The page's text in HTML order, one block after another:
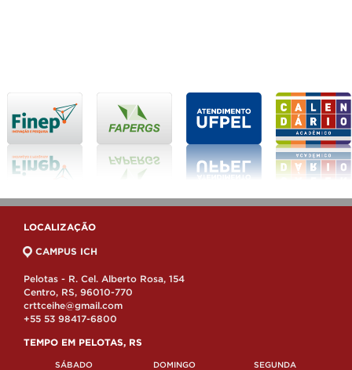
LOCALIZAÇÃO
CAMPUS ICH
Pelotas - R. Cel. Alberto Rosa, 154
Centro, RS, 96010-770
crttceihe@gmail.com
+55 53 98417-6800
TEMPO EM PELOTAS, RS
SÁBADO DOMINGO SEGUNDA